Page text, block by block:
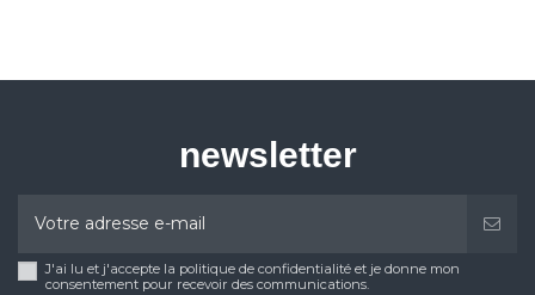
newsletter
J'ai lu et j'accepte la politique de confidentialité et je donne mon
consentement pour recevoir des communications.